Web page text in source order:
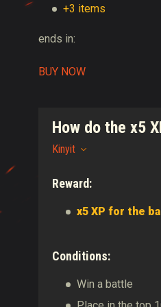
+3 items
ends in:
BUY NOW
How do the x5
Kinyit
Reward:
x5 XP for the
Conditions:
Win a battle